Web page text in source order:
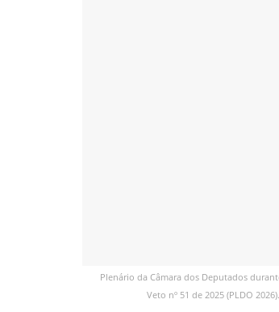
Plenário da Câmara dos Deputados
Veto nº 51 de 2025 (PLDO